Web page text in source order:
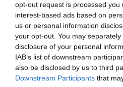
opt-out request is processed you
interest-based ads based on
us or personal information
your opt-out. You may
disclosure of your personal
IAB’s list of downstream
also be disclosed by us to third
Downstream Participants that
Γίνε